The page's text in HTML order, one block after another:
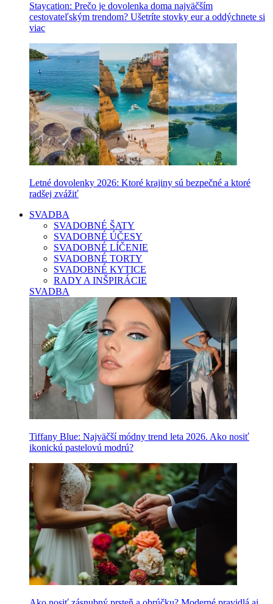
Staycation: Prečo je dovolenka doma najväčším
cestovateľským trendom? Ušetríte stovky eur a oddýchnete si
viac
Letné dovolenky 2026: Ktoré krajiny sú bezpečné a ktoré
radšej zvážiť
SVADBA
SVADOBNÉ ŠATY
SVADOBNÉ ÚČESY
SVADOBNÉ LÍČENIE
SVADOBNÉ TORTY
SVADOBNÉ KYTICE
RADY A INŠPIRÁCIE
SVADBA
Tiffany Blue: Najväčší módny trend leta 2026. Ako nosiť
ikonickú pastelovú modrú?